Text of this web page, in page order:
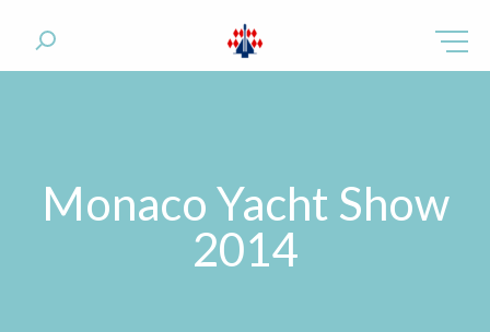
Monaco Yacht Show
2014